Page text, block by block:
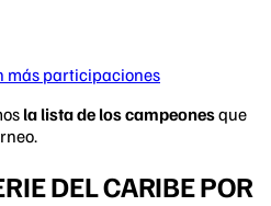
más participaciones
la lista de los campeonesque
DEL CARIBE POR